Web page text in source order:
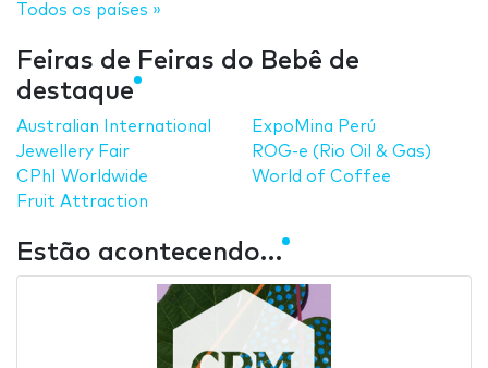
Todos os países »
Feiras de Feiras do Bebê de
destaque
Australian International
Jewellery Fair
CPhI Worldwide
Fruit Attraction
ExpoMina Perú
ROG-e (Rio Oil & Gas)
World of Coffee
Estão acontecendo…